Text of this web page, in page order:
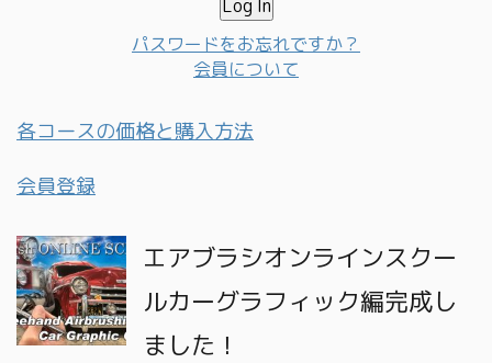
パスワードをお忘れですか？
会員について
各コースの価格と購入方法
会員登録
エアブラシオンラインスクー
ルカーグラフィック編完成し
ました！